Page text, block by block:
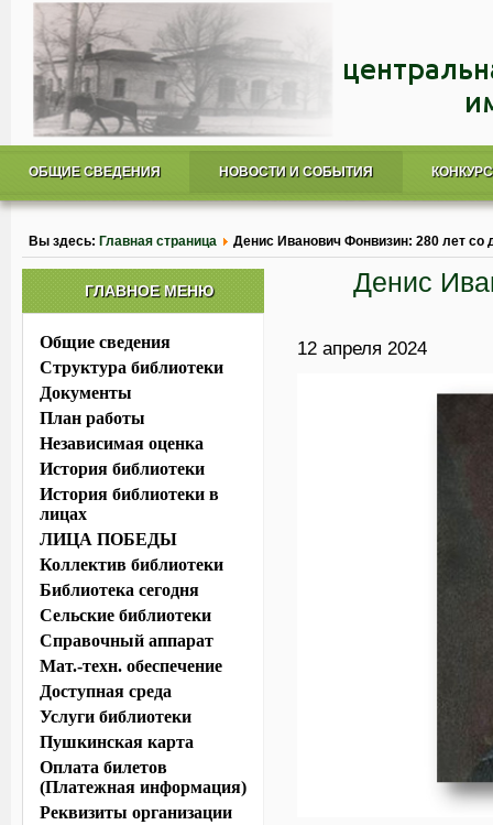
ОБЩИЕ СВЕДЕНИЯ НОВОСТИ И СОБЫТИЯ
Вы здесь: Главная страница Денис Иванович Фонвизин: 280 лет со
Денис
12 апреля 2024
ГЛАВНОЕ МЕНЮ
Общие сведения
Структура библиотеки
Документы
План работы
Независимая оценка
История библиотеки
История библиотеки в
лицах
ЛИЦА ПОБЕДЫ
Коллектив библиотеки
Библиотека сегодня
Сельские библиотеки
Справочный аппарат
Мат.-техн. обеспечение
Доступная среда
Услуги библиотеки
Пушкинская карта
Оплата билетов
(Платежная информация)
Реквизиты организации